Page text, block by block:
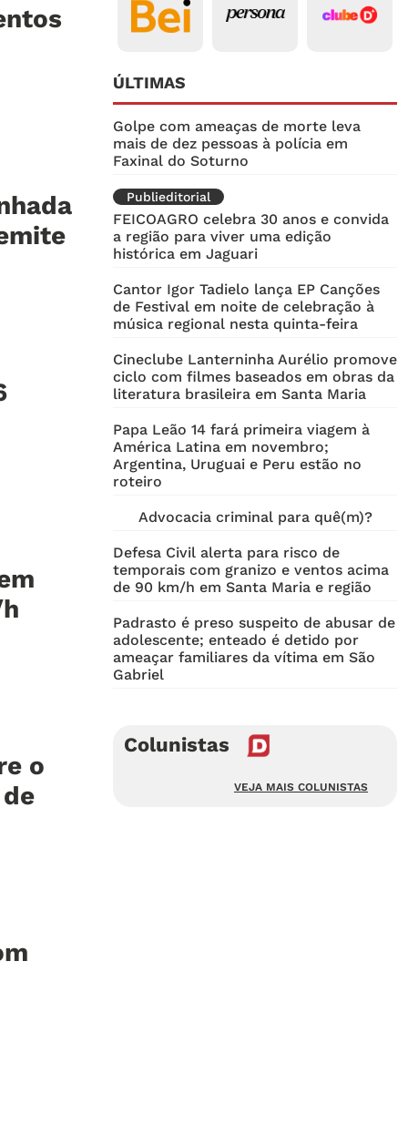
o
ÚLTIMAS
Golpe com ameaças de morte leva
mais de dez pessoas à polícia em
Faxinal do Soturno
Publieditorial
FEICOAGRO celebra 30 anos e convida
a região para viver uma edição
histórica em Jaguari
Cantor Igor Tadielo lança EP Canções
de Festival em noite de celebração à
música regional nesta quinta-feira
Cineclube Lanterninha Aurélio promove
ciclo com filmes baseados em obras da
literatura brasileira em Santa Maria
Papa Leão 14 fará primeira viagem à
América Latina em novembro;
Argentina, Uruguai e Peru estão no
roteiro
Advocacia criminal para quê(m)?
Defesa Civil alerta para risco de
temporais com granizo e ventos acima
de 90 km/h em Santa Maria e região
Padrasto é preso suspeito de abusar de
adolescente; enteado é detido por
ameaçar familiares da vítima em São
Gabriel
Colunistas
VEJA MAIS COLUNISTAS